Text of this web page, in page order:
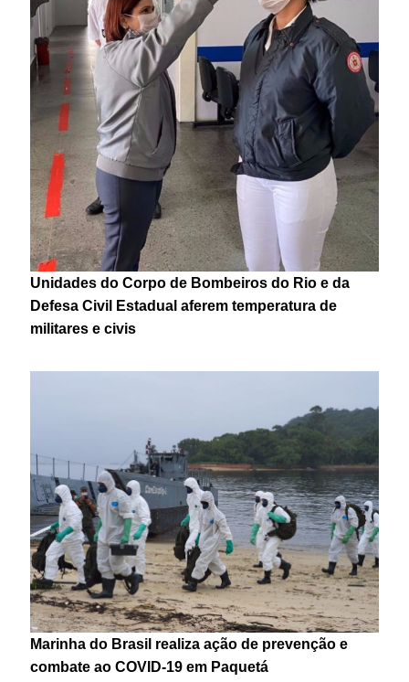
Unidades do Corpo de Bombeiros do Rio e da
Defesa Civil Estadual aferem temperatura de
militares e civis
Marinha do Brasil realiza ação de prevenção e
combate ao COVID-19 em Paquetá